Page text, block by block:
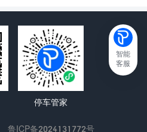
停车管家
鲁ICP备2024131772号
智能
客服